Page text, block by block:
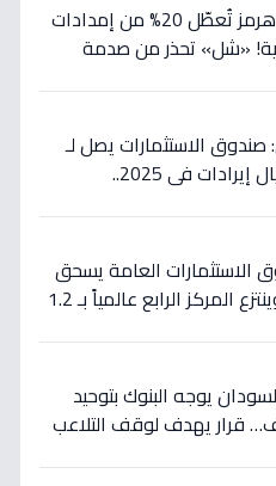
عاجل: حرب هرمز تُعطّل 20% من إمدادات
«شل» تحذر من صدمة
صندوق الاستثمارات يصل لـ
449 مليار ريال إيرادات في 2025..
الاستثمارات العامة يسحق
المنافسة وينتزع المركز الرابع عالمياً بـ 1.2
يوجه البنوك بتوحيد
قرار يهدف لوقف التلاعب